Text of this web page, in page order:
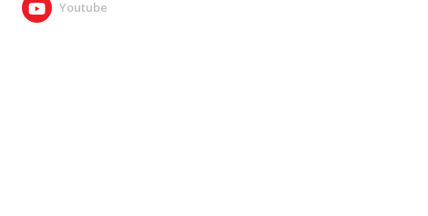
Youtube